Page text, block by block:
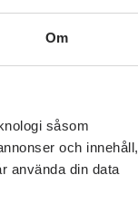
Om
såsom
och innehåll,
använda din data